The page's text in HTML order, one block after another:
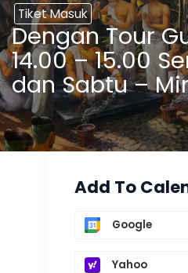
Tiket Masuk
Dengan Tour
14.00 – 15.00
dan Sabtu –
Add To
Google
Yahoo